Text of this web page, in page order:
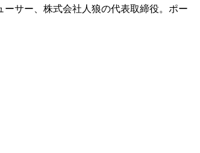
ーサー、株式会社人狼の代表取締役。ポー